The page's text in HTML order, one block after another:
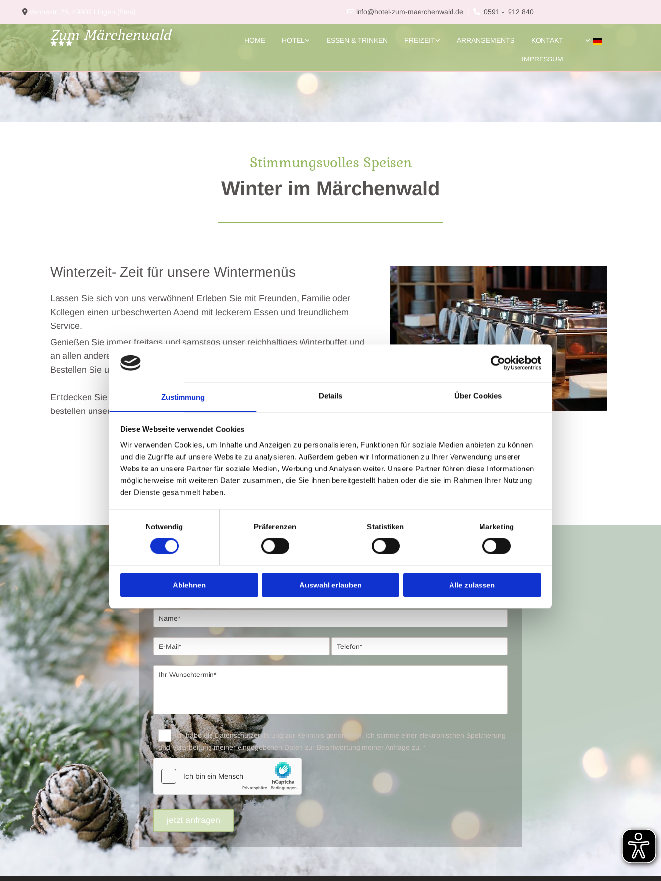
Zustimmung Details Über Cookies
Diese Webseite verwendet Cookies
Wir verwenden Cookies, um Inhalte und Anzeigen zu personalisieren, Funktionen für soziale Medien anbieten zu können
und die Zugriffe auf unsere Website zu analysieren. Außerdem geben wir Informationen zu Ihrer Verwendung unserer
Website an unsere Partner für soziale Medien, Werbung und Analysen weiter. Unsere Partner führen diese Informationen
möglicherweise mit weiteren Daten zusammen, die Sie ihnen bereitgestellt haben oder die sie im Rahmen Ihrer Nutzung
der Dienste gesammelt haben.
Notwendig
Präferenzen Statistiken Marketing
Ablehnen Auswahl erlauben Alle zulassen
Zum Inhalt springen
 info@hotel-zum-maerchenwald.de 0591 - 912 840
Zum Märchenwald
   HOME HOTEL ESSEN & TRINKEN FREIZEIT ARRANGEMENTS KONTAKT
IMPRESSUM
Stimmungsvolles Speisen
Winter im Märchenwald
Winterzeit- Zeit für unsere Wintermenüs
Lassen Sie sich von uns verwöhnen! Erleben Sie mit Freunden, Familie oder
Kollegen einen unbeschwerten Abend mit leckerem Essen und freundlichem
Service.
Genießen Sie immer freitags und samstags unser reichhaltiges Winterbuffet und
an allen anderen Tagen unsere leckeren Wintermenüs.
Bestellen Sie unsere leckeren Wintermenüs auch zum Mitnehmen!
Entdecken Sie gleich unsere tollen Speisen und reservieren einen Tisch, oder
bestellen unsere Menüs zum Mitnehmen!
Winterbuffet und Wintermenüs
Jetzt Tisch reservieren!
Ich habe die Datenschutzerklärung zur Kenntnis genommen. Ich stimme einer elektronischen Speicherung
und Verarbeitung meiner eingegebenen Daten zur Beantwortung meiner Anfrage zu. *